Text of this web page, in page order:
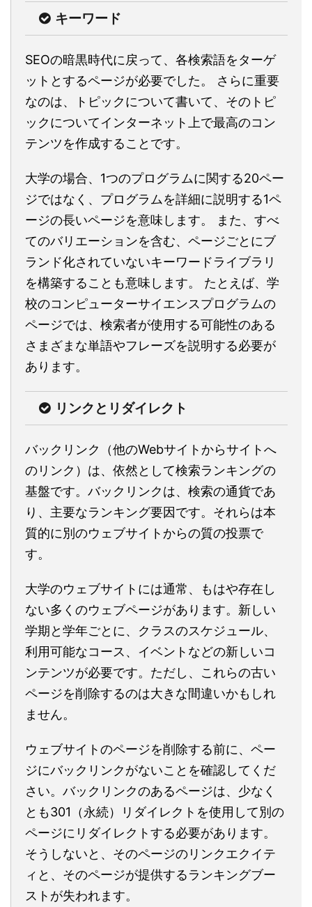
キーワード
SEOの暗黒時代に戻って、各検索語をターゲ
ットとするページが必要でした。 さらに重要
なのは、トピックについて書いて、そのトピ
ックについてインターネット上で最高のコン
テンツを作成することです。
大学の場合、1つのプログラムに関する20ペー
ジではなく、プログラムを詳細に説明する1ペ
ージの長いページを意味します。 また、すべ
てのバリエーションを含む、ページごとにブ
ランド化されていないキーワードライブラリ
を構築することも意味します。 たとえば、学
校のコンピューターサイエンスプログラムの
ページでは、検索者が使用する可能性のある
さまざまな単語やフレーズを説明する必要が
あります。
リンクとリダイレクト
バックリンク（他のWebサイトからサイトへ
のリンク）は、依然として検索ランキングの
基盤です。バックリンクは、検索の通貨であ
り、主要なランキング要因です。それらは本
質的に別のウェブサイトからの質の投票で
す。
大学のウェブサイトには通常、もはや存在し
ない多くのウェブページがあります。新しい
学期と学年ごとに、クラスのスケジュール、
利用可能なコース、イベントなどの新しいコ
ンテンツが必要です。ただし、これらの古い
ページを削除するのは大きな間違いかもしれ
ません。
ウェブサイトのページを削除する前に、ペー
ジにバックリンクがないことを確認してくだ
さい。バックリンクのあるページは、少なく
とも301（永続）リダイレクトを使用して別の
ページにリダイレクトする必要があります。
そうしないと、そのページのリンクエクイテ
ィと、そのページが提供するランキングブー
ストが失われます。